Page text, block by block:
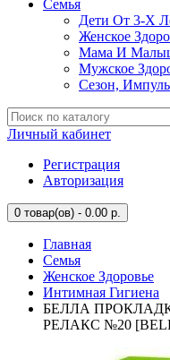
Семья
Дети От 3-Х
Женское
Мама И
Мужское
Сезон,
Личный кабинет
Регистрация
Авторизация
0 товар(ов) - 0.00 р.
Главная
Семья
Женское Здоровье
Интимная Гигиена
БЕЛЛА
РЕЛАКС №20